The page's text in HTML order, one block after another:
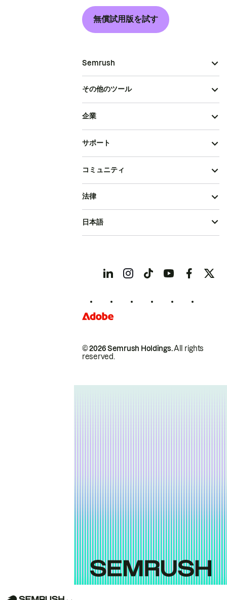
無償試用版を試す
Semrush
その他のツール
企業
サポート
コミュニティ
© 2026 Semrush Holdings.All rights
reserved.
法律
日本語